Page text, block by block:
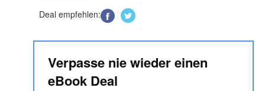
Deal empfehlen:
Verpasse nie wieder einen
eBook Deal